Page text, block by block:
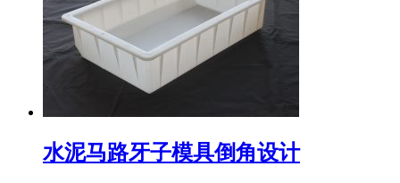
水泥马路牙子模具倒角设计